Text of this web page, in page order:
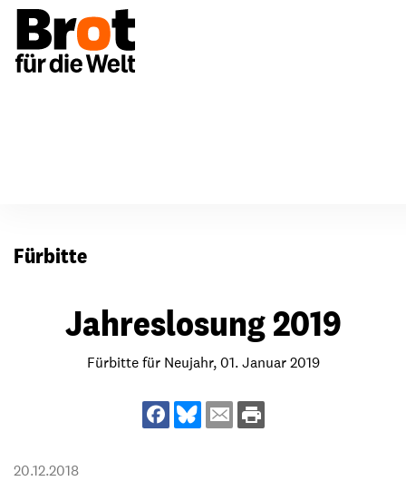
Fürbitte
Jahreslosung 2019
Fürbitte für Neujahr, 01. Januar 2019
20.12.2018